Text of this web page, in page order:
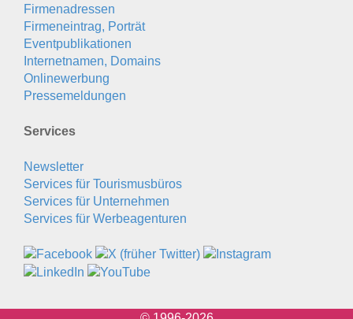
Firmenadressen
Firmeneintrag, Porträt
Eventpublikationen
Internetnamen, Domains
Onlinewerbung
Pressemeldungen
Services
Newsletter
Services für Tourismusbüros
Services für Unternehmen
Services für Werbeagenturen